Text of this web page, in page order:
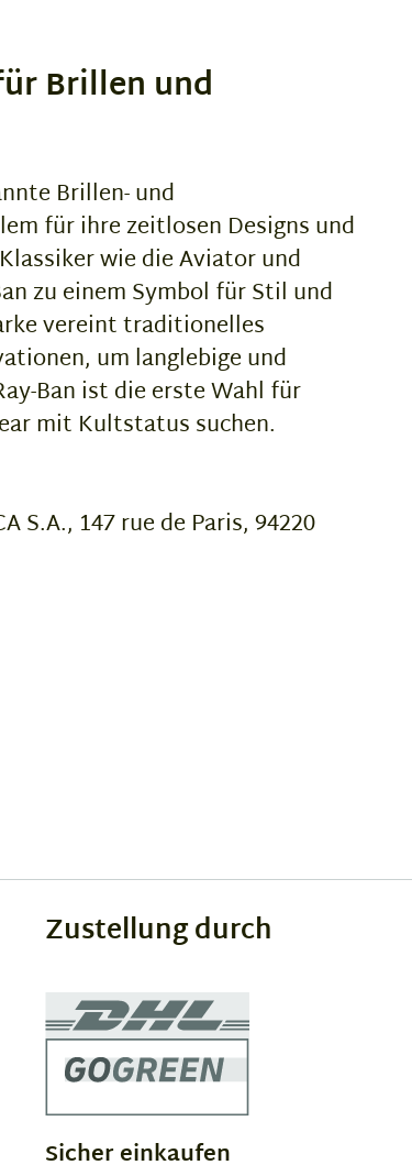
Brillen und
Brillen- und
für ihre zeitlosen Designs und
wie die Aviator und
zu einem Symbol für Stil und
vereint traditionelles
um langlebige und
Ban ist die erste Wahl für
mit Kultstatus suchen.
S.A., 147 rue de Paris, 94220
Zustellung durch
Sicher einkaufen